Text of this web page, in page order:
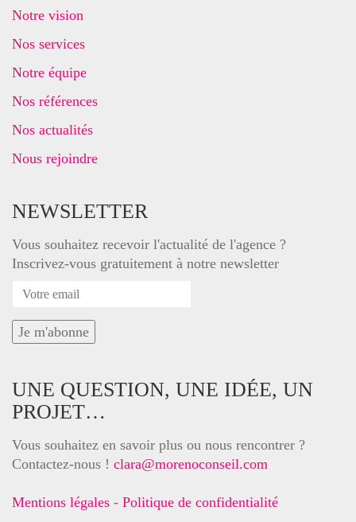
Notre vision
Nos services
Notre équipe
Nos références
Nos actualités
Nous rejoindre
NEWSLETTER
Vous souhaitez recevoir l'actualité de l'agence ?
Inscrivez-vous gratuitement à notre newsletter
UNE QUESTION, UNE IDÉE, UN
PROJET…
Vous souhaitez en savoir plus ou nous rencontrer ?
Contactez-nous ! clara@morenoconseil.com
Mentions légales - Politique de confidentialité